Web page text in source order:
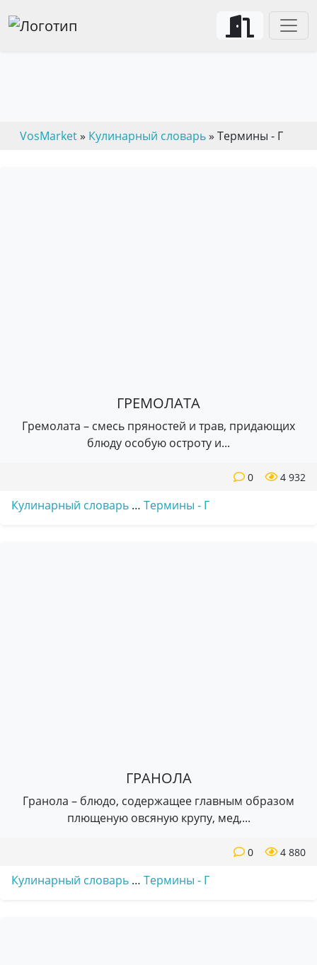
VosMarket» Кулинарный словарь» Термины - Г
ГРЕМОЛАТА
Гремолата – смесь пряностей и трав, придающих
блюду особую остроту и...
4 932
0
Кулинарный словарь … Термины - Г
ГРАНОЛА
Гранола – блюдо, содержащее главным образом
плющеную овсяную крупу, мед,...
4 880
0
Кулинарный словарь … Термины - Г